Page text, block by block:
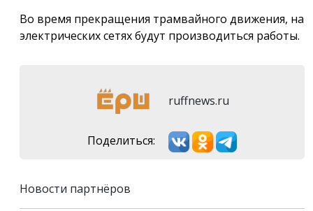
Во время прекращения трамвайного движения, на
электрических сетях будут производиться работы.
ruffnews.ru
Поделиться:
Новости партнёров